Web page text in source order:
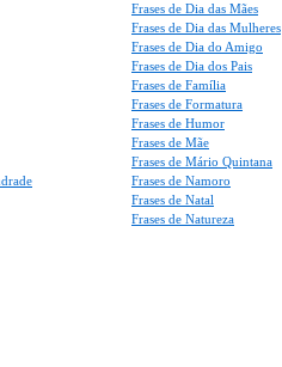
Frases de Dia das Mães
Frases de Dia das Mulheres
Frases de Dia do Amigo
Frases de Dia dos Pais
Frases de Família
Frases de Formatura
Frases de Humor
Frases de Mãe
Frases de Mário Quintana
Frases de Namoro
Frases de Natal
Frases de Natureza